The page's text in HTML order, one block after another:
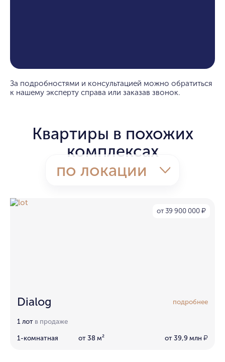
За подробностями и консультацией можно обратиться
к нашему эксперту справа или заказав звонок.
Квартиры в похожих
комплексах
по локации
от 39 900 000 ₽
Dialog подробнее
1 лот в продаже
1-комнатная от 38 м² от 39,9 млн ₽